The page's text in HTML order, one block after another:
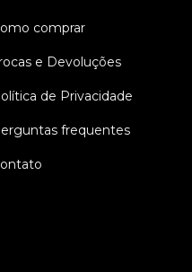
comprar
e Devoluções
de Privacidade
frequentes